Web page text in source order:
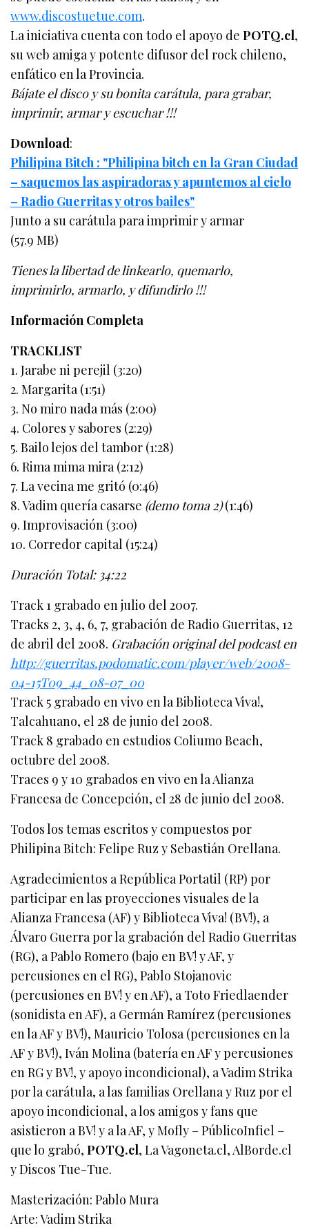
www.discostuetue.com.
La iniciativa cuenta con todo el apoyo dePOTQ.cl,
su web amiga y potente difusor del rock chileno,
enfático en la Provincia.
Bájate el disco y su bonita carátula, para grabar,
imprimir, armar y escuchar !!!
Download:
Philipina Bitch : "Philipina bitch en la Gran Ciudad
– saquemos las aspiradoras y apuntemos al cielo
– Radio Guerritas y otros bailes"
Junto a su carátula para imprimir y armar
(57.9 MB)
Tienes la libertad de linkearlo, quemarlo,
imprimirlo, armarlo, y difundirlo !!!
Información Completa
TRACKLIST
1. Jarabe ni perejil (3:20)
2. Margarita (1:51)
3. No miro nada más (2:00)
4. Colores y sabores (2:29)
5. Bailo lejos del tambor (1:28)
6. Rima mima mira (2:12)
7. La vecina me gritó (0:46)
8. Vadim quería casarse (demo toma 2)(1:46)
9. Improvisación (3:00)
10. Corredor capital (15:24)
Duración Total: 34:22
Track 1 grabado en julio del 2007.
Tracks 2, 3, 4, 6, 7, grabación de Radio Guerritas, 12
de abril del 2008. Grabación original del podcast en
http://guerritas.podomatic.com/player/web/2008-
04-15T09_44_08-07_00
Track 5 grabado en vivo en la Biblioteca Viva!,
Talcahuano, el 28 de junio del 2008.
Track 8 grabado en estudios Coliumo Beach,
octubre del 2008.
Traces 9 y 10 grabados en vivo en la Alianza
Francesa de Concepción, el 28 de junio del 2008.
Todos los temas escritos y compuestos por
Philipina Bitch: Felipe Ruz y Sebastián Orellana.
Agradecimientos a República Portatil (RP) por
participar en las proyecciones visuales de la
Alianza Francesa (AF) y Biblioteca Viva! (BV!), a
Álvaro Guerra por la grabación del Radio Guerritas
(RG), a Pablo Romero (bajo en BV! y AF, y
percusiones en el RG), Pablo Stojanovic
(percusiones en BV! y en AF), a Toto Friedlaender
(sonidista en AF), a Germán Ramírez (percusiones
en la AF y BV!), Mauricio Tolosa (percusiones en la
AF y BV!), Iván Molina (batería en AF y percusiones
en RG y BV!, y apoyo incondicional), a Vadim Strika
por la carátula, a las familias Orellana y Ruz por el
apoyo incondicional, a los amigos y fans que
asistieron a BV! y a la AF, y Mofly – PúblicoInfiel –
que lo grabó,POTQ.cl, La Vagoneta.cl, AlBorde.cl
y Discos Tue-Tue.
Masterización: Pablo Mura
Arte: Vadim Strika